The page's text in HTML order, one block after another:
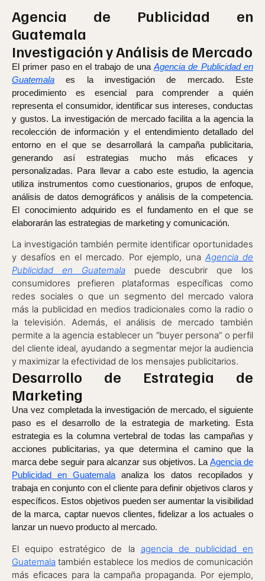
Agencia de Publicidad en
Guatemala
Investigación y Análisis de Mercado
El primer paso en el trabajo de unaAgencia de Publicidad en
Guatemala es la investigación de mercado. Este
procedimiento es esencial para comprender a quién
representa el consumidor, identificar sus intereses, conductas
y gustos. La investigación de mercado facilita a la agencia la
recolección de información y el entendimiento detallado del
entorno en el que se desarrollará la campaña publicitaria,
generando así estrategias mucho más eficaces y
personalizadas. Para llevar a cabo este estudio, la agencia
utiliza instrumentos como cuestionarios, grupos de enfoque,
análisis de datos demográficos y análisis de la competencia.
El conocimiento adquirido es el fundamento en el que se
elaborarán las estrategias de marketing y comunicación.
La investigación también permite identificar oportunidades
y desafíos en el mercado. Por ejemplo, una Agencia de
Publicidad en Guatemalapuede descubrir que los
consumidores prefieren plataformas específicas como
redes sociales o que un segmento del mercado valora
más la publicidad en medios tradicionales como la radio o
la televisión. Además, el análisis de mercado también
permite a la agencia establecer un “buyer persona” o perfil
del cliente ideal, ayudando a segmentar mejor la audiencia
y maximizar la efectividad de los mensajes publicitarios.
Desarrollo de Estrategia de
Marketing
Una vez completada la investigación de mercado, el siguiente
paso es el desarrollo de la estrategia de marketing. Esta
estrategia es la columna vertebral de todas las campañas y
acciones publicitarias, ya que determina el camino que la
marca debe seguir para alcanzar sus objetivos. La Agencia de
Publicidad en Guatemalaanaliza los datos recopilados y
trabaja en conjunto con el cliente para definir objetivos claros y
específicos. Estos objetivos pueden ser aumentar la visibilidad
de la marca, captar nuevos clientes, fidelizar a los actuales o
lanzar un nuevo producto al mercado.
El equipo estratégico de la agencia de publicidad en
Guatemala también establece los medios de comunicación
más eficaces para la campaña propaganda. Por ejemplo,